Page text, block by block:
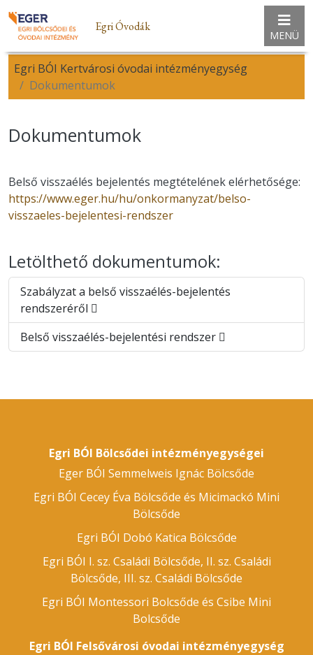
Egri Óvodák
MENÜ
Egri BÓI Kertvárosi óvodai intézményegység
Dokumentumok
Dokumentumok
Belső visszaélés bejelentés megtételének elérhetősége:
https://www.eger.hu/hu/onkormanyzat/belso-
visszaeles-bejelentesi-rendszer
Letölthető dokumentumok:
Szabályzat a belső visszaélés-bejelentés
rendszeréről
Belső visszaélés-bejelentési rendszer
Egri BÓI Bölcsődei intézményegységei
Eger BÓI Semmelweis Ignác Bölcsőde
Egri BÓI Cecey Éva Bölcsőde és Micimackó Mini
Bölcsőde
Egri BÓI Dobó Katica Bölcsőde
Egri BÓI I. sz. Családi Bölcsőde, II. sz. Családi
Bölcsőde, III. sz. Családi Bölcsőde
Egri BÓI Montessori Bolcsőde és Csibe Mini
Bolcsőde
Egri BÓI Felsővárosi óvodai intézményegység